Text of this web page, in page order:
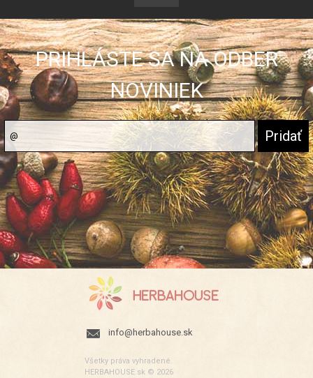
PRIHLÁSTE SA NA ODBER
NOVINIEK
info@herbahouse.sk
Všetky práva vyhradené.
HERBAHOUSE.sk © 2026